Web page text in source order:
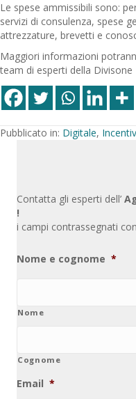
Le spese ammissibili sono:
servizi di consulenza, spese
attrezzature, brevetti e
Maggiori informazioni
team di esperti della Divisone
Pubblicato in: Digitale,
Contatta gli esperti dell’
!
i campi contrassegnati con
Nome e cognome *
Nome
Cognome
Email *